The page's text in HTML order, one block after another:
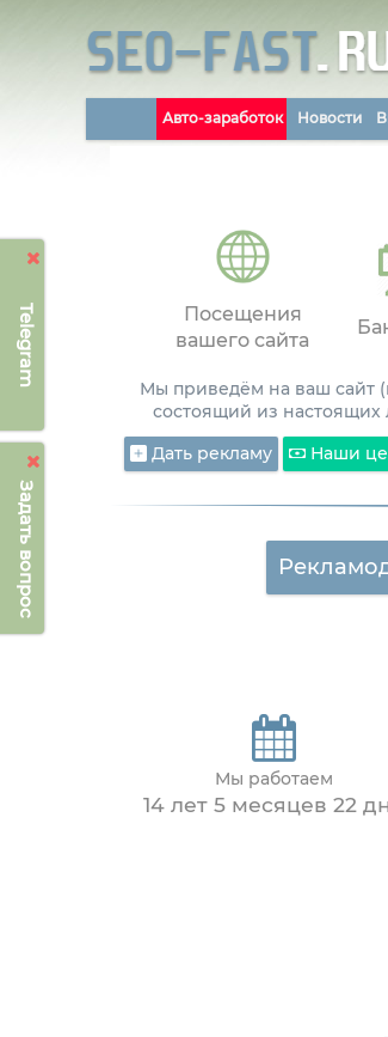
Telegram
Задать вопрос
Авто-заработок Новости
Посещения
вашего сайта
Мы приведём на ваш сайт
состоящий из настоящих
Дать рекламу
Наши
Мы работаем
14 лет 5 месяцев 22